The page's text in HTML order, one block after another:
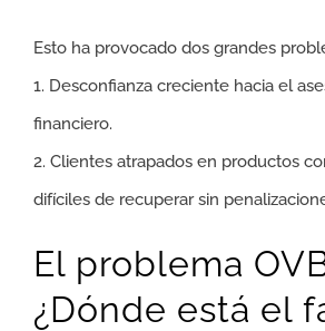
Esto ha provocado dos grandes
1. Desconfianza creciente hacia el
financiero.
2. Clientes atrapados en productos
difíciles de recuperar sin
El problema
¿Dónde está el